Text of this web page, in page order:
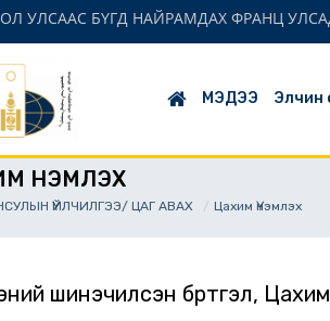
УЛСААС БҮГД НАЙРАМДАХ ФРАНЦ УЛСАД
МЭДЭЭ Элчин
ҮНЭМЛЭХ
ҮЙЛЧИЛГЭЭ/ ЦАГ АВАХ Цахим Үнэмлэх
шинэчилсэн бүртгэл,